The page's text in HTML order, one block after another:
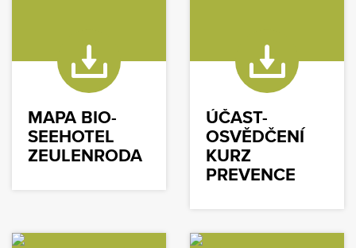
MAPA BIO-
SEEHOTEL
ZEULENRODA
ÚČAST-
OSVĚDČENÍ
KURZ
PREVENCE